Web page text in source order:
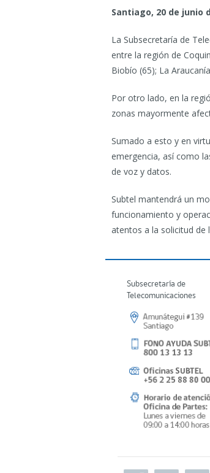
Santiago, 20 de junio
La Subsecretaría de
entre la región de
Biobío (65); La
Por otro lado, en la
zonas mayormente
Sumado a esto y en
emergencia, así como
de voz y datos.
Subtel mantendrá un
funcionamiento y
atentos a la solicitud de
Subsecretaría de
Telecomunicaciones